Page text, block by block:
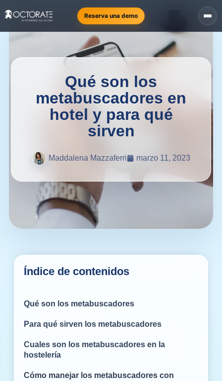
Reserva una demo
Qué son los
metabuscadores en
hotel y para qué
sirven
Maddalena Mazzaferri marzo 11, 2023
Índice de contenidos
Qué son los metabuscadores
Para qué sirven los metabuscadores
Cuales son los metabuscadores en la
hostelería
Cómo manejar los metabuscadores con